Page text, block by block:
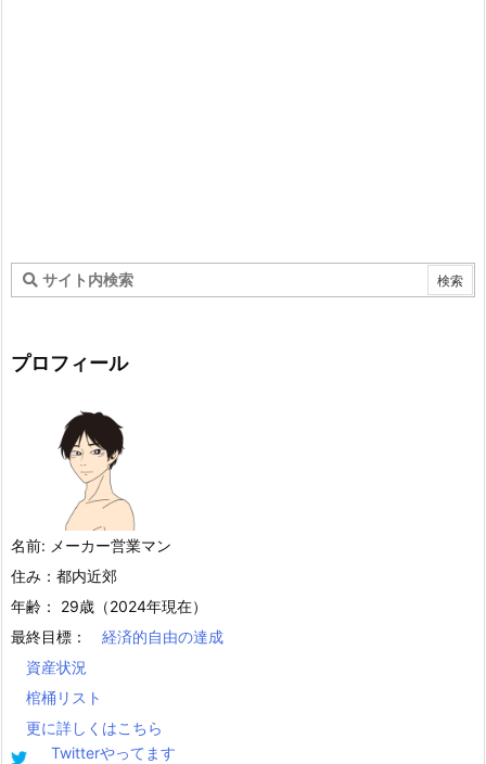
プロフィール
名前: メーカー営業マン
住み：都内近郊
年齢： 29歳（2024年現在）
最終目標：
経済的自由の達成
資産状況
棺桶リスト
更に詳しくはこちら
Twitterやってます